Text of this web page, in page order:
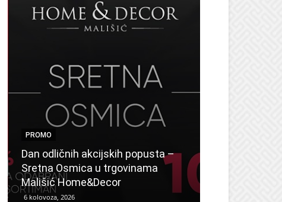
PROMO
Dan odličnih akcijskih popusta –
Sretna Osmica u trgovinama
Mališić Home&Decor
6 kolovoza, 2026